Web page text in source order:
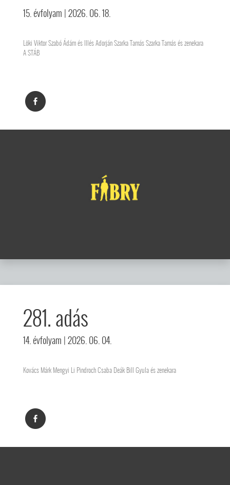
15. évfolyam | 2026. 06. 18.
Löki Viktor Szabó Ádám és Illés Adorján Szarka Tamás Szarka Tamás és zenekara
A STÁB
281. adás
14. évfolyam | 2026. 06. 04.
Kovács Márk Mengyi Li Pindroch Csaba Deák Bill Gyula és zenekara